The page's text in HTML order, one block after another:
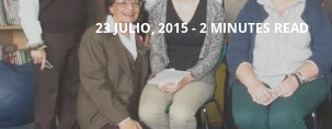
23 JULIO, 2015 - 2 MINUTES READ